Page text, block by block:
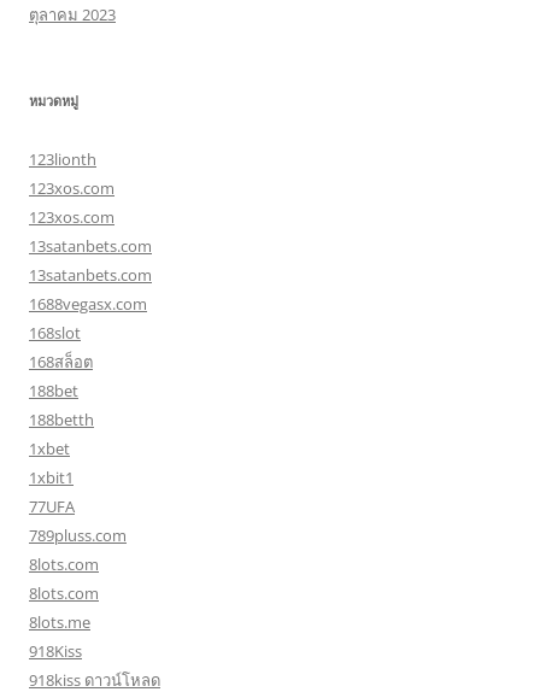
ตุลาคม 2023
หมวดหมู่
123lionth
123xos.com
123xos.com
13satanbets.com
13satanbets.com
1688vegasx.com
168slot
168สล็อต
188bet
188betth
1xbet
1xbit1
77UFA
789pluss.com
8lots.com
8lots.com
8lots.me
918Kiss
918kiss ดาวน์โหลด